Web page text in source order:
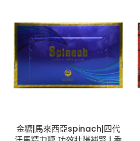
$2,980
金糖|馬來西亞spinach|四代